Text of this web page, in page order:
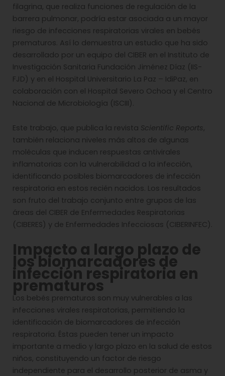
filagrina, que realiza funciones de regulación de la
barrera pulmonar, podría estar asociada a un mayor
riesgo de infecciones respiratorias virales en bebés
prematuros. Así lo demuestra un estudio que ha sido
desarrollado por un equipo del CIBER en el Instituto de
Investigación Sanitaria Fundación Jiménez Díaz (IIS-
FJD) y en el Hospital Universitario La Paz – IdiPaz, en
colaboración con el Hospital Severo Ochoa y el Centro
Nacional de Microbiología (ISCIII).
Este trabajo, que publica la revista Scientific Reports,
también relaciona niveles más altos de algunas
moléculas que inducen respuestas antivirales
inflamatorias con la vulnerabilidad a la infección,
identificando posibles biomarcadores de infección
respiratoria en estos recién nacidos. Los resultados
son fruto del trabajo conjunto entre grupos de las
áreas del CIBER de Enfermedades Respiratorias
(CIBERES) y de Enfermedades Infecciosas (CIBERINFEC).
Impacto a largo plazo de
los biomarcadores de
infección respiratoria en
prematuros
Los bebés prematuros son muy vulnerables a las
infecciones virales respiratorias, permitiendo la
identificación de biomarcadores de infección
respiratoria. Éstas pueden tener un impacto
importante a medio y largo plazo en la salud de estos
niños, constituyendo un factor de riesgo
independiente para el desarrollo posterior de asma y